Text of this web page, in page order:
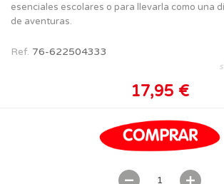
esenciales escolares o para llevarla como una
de aventuras.
Ref. 76-622504333
17,95 €